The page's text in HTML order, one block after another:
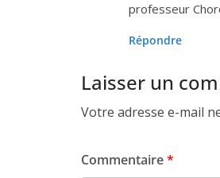
pro­fes­seur
Répondre
Laisser un
Votre adresse e-mail
Commentaire*